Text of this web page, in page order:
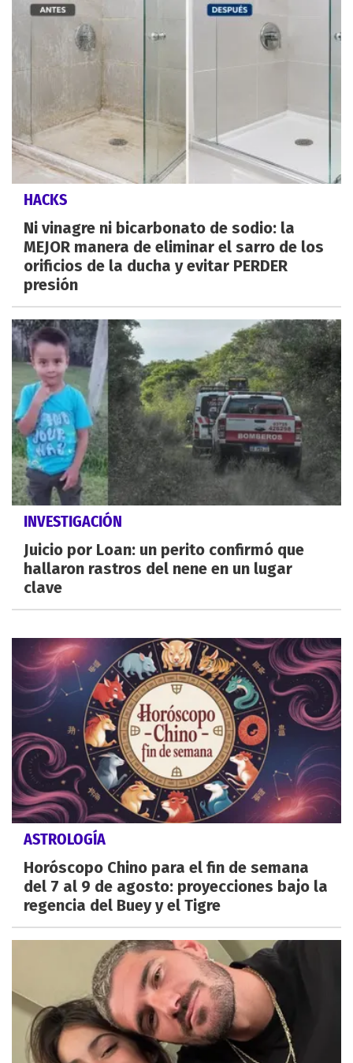
HACKS
Ni vinagre ni bicarbonato de sodio: la
MEJOR manera de eliminar el sarro de los
orificios de la ducha y evitar PERDER
presión
INVESTIGACIÓN
Juicio por Loan: un perito confirmó que
hallaron rastros del nene en un lugar
clave
ASTROLOGÍA
Horóscopo Chino para el fin de semana
del 7 al 9 de agosto: proyecciones bajo la
regencia del Buey y el Tigre